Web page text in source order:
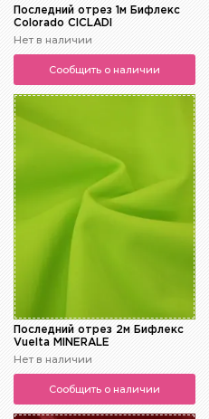
Последний отрез 1м Бифлекс
Colorado CICLADI
Нет в наличии
Сообщить о наличии
Последний отрез 2м Бифлекс
Vuelta MINERALE
Нет в наличии
Сообщить о наличии